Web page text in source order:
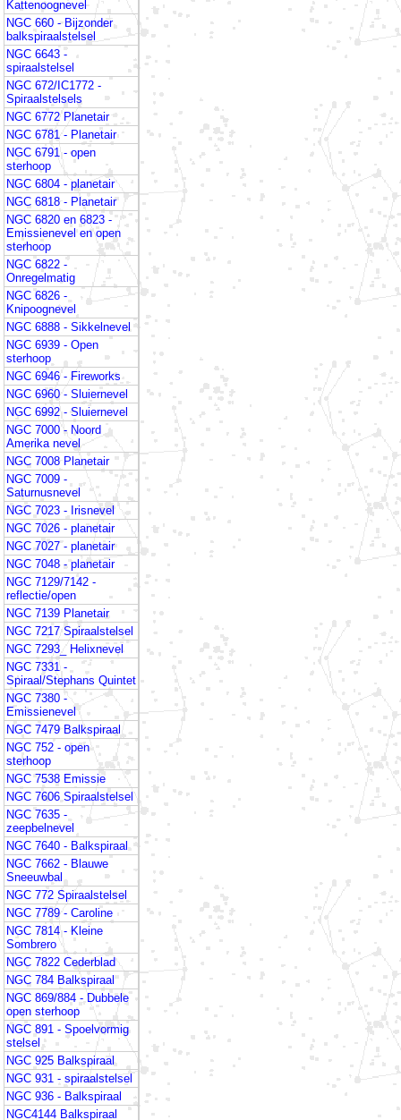
Kattenoognevel
NGC 660 - Bijzonder
balkspiraalstelsel
NGC 6643 -
spiraalstelsel
NGC 672/IC1772 -
Spiraalstelsels
NGC 6772 Planetair
NGC 6781 - Planetair
NGC 6791 - open
sterhoop
NGC 6804 - planetair
NGC 6818 - Planetair
NGC 6820 en 6823 -
Emissienevel en open
sterhoop
NGC 6822 -
Onregelmatig
NGC 6826 -
Knipoognevel
NGC 6888 - Sikkelnevel
NGC 6939 - Open
sterhoop
NGC 6946 - Fireworks
NGC 6960 - Sluiernevel
NGC 6992 - Sluiernevel
NGC 7000 - Noord
Amerika nevel
NGC 7008 Planetair
NGC 7009 -
Saturnusnevel
NGC 7023 - Irisnevel
NGC 7026 - planetair
NGC 7027 - planetair
NGC 7048 - planetair
NGC 7129/7142 -
reflectie/open
NGC 7139 Planetair
NGC 7217 Spiraalstelsel
NGC 7293_ Helixnevel
NGC 7331 -
Spiraal/Stephans Quintet
NGC 7380 -
Emissienevel
NGC 7479 Balkspiraal
NGC 752 - open
sterhoop
NGC 7538 Emissie
NGC 7606 Spiraalstelsel
NGC 7635 -
zeepbelnevel
NGC 7640 - Balkspiraal
NGC 7662 - Blauwe
Sneeuwbal
NGC 772 Spiraalstelsel
NGC 7789 - Caroline
NGC 7814 - Kleine
Sombrero
NGC 7822 Cederblad
NGC 784 Balkspiraal
NGC 869/884 - Dubbele
open sterhoop
NGC 891 - Spoelvormig
stelsel
NGC 925 Balkspiraal
NGC 931 - spiraalstelsel
NGC 936 - Balkspiraal
NGC4144 Balkspiraal